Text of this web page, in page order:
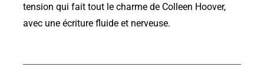
tension qui fait tout le charme de Colleen Hoover,
avec une écriture fluide et nerveuse.